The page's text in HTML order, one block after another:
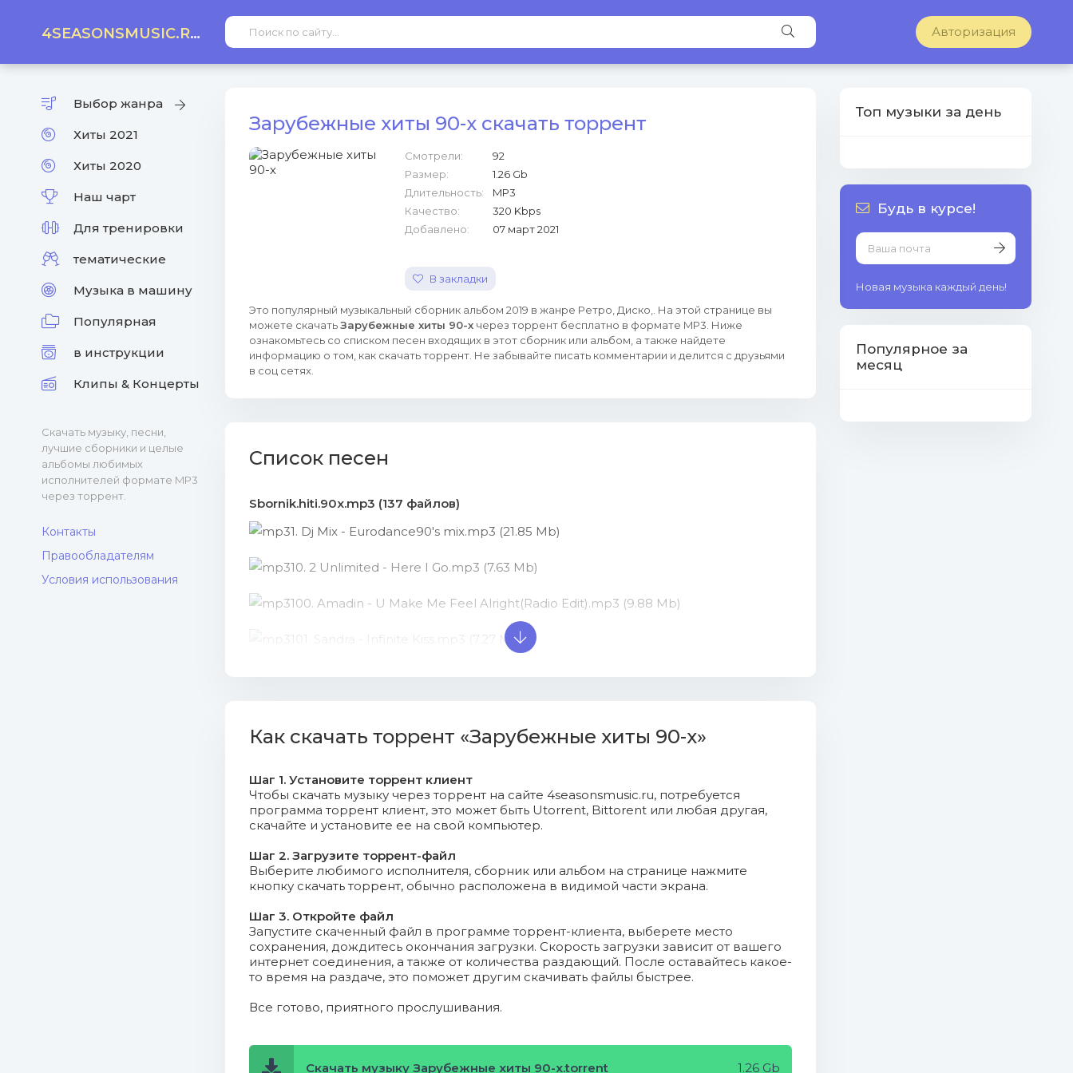
4SEASONSMUSIC.RU Авторизация
Выбор жанра
Хиты 2021
Хиты 2020
Наш чарт
Для тренировки
тематические
Музыка в машину
Популярная
в инструкции
Клипы & Концерты
Скачать музыку, песни,
лучшие сборники и целые
альбомы любимых
исполнителей формате MP3
через торрент.
Контакты
Правообладателям
Условия использования
Зарубежные хиты 90-х скачать торрент
Смотрели:
92
Размер:
1.26 Gb
Длительность:
MP3
Качество:
320 Kbps
Добавлено:
07 март 2021
В закладки
Это популярный музыкальный сборник альбом 2019 в жанре Ретро, Диско,. На этой странице вы
можете скачатьЗарубежные хиты 90-х через торрент бесплатно в формате MP3. Ниже
ознакомьтесь со списком песен входящих в этот сборник или альбом, а также найдете
информацию о том, как скачать торрент. Не забывайте писать комментарии и делится с друзьями
в соц сетях.
Список песен
Sbornik.hiti.90x.mp3 (137 файлов)
1. Dj Mix - Eurodance90's mix.mp3 (21.85 Mb)
10. 2 Unlimited - Here I Go.mp3 (7.63 Mb)
100. Amadin - U Make Me Feel Alright(Radio Edit).mp3 (9.88 Mb)
101. Sandra - Infinite Kiss.mp3 (7.27 Mb)
102. T-Spoon - Tom's Party(Radio Edit).mp3 (8.86 Mb)
104. Unit T - No Secrets.mp3 (11.02 Mb)
105. Audio Cult - Higher(Radio Mix).mp3 (7.88 Mb)
106. Eurobeat - Night & Day.mp3 (8.78 Mb)
107. H2Blond - Bodytalk(Radio Edit).mp3 (8.22 Mb)
108. Captain Hollywood - More And More(Single Version).mp3 (9.6 Mb)
109. Free 2 Night - Stays the Same(Radio Edit).mp3 (9.49 Mb)
11. Basic Element - Touch(Extended version).mp3 (15.76 Mb)
Как скачать торрент «Зарубежные хиты 90-х»
Шаг 1. Установите торрент клиент
Чтобы скачать музыку через торрент на сайте 4seasonsmusic.ru, потребуется
программа торрент клиент, это может быть Utorrent, Bittorent или любая другая,
скачайте и установите ее на свой компьютер.
Шаг 2. Загрузите торрент-файл
Выберите любимого исполнителя, сборник или альбом на странице нажмите
кнопку скачать торрент, обычно расположена в видимой части экрана.
Шаг 3. Откройте файл
Запустите скаченный файл в программе торрент-клиента, выберете место
сохранения, дождитесь окончания загрузки. Скорость загрузки зависит от вашего
интернет соединения, а также от количества раздающий. После оставайтесь какое-
то время на раздаче, это поможет другим скачивать файлы быстрее.
Все готово, приятного прослушивания.
Скачать музыку Зарубежные хиты 90-х.torrent 1.26 Gb
Топ музыки за день
Будь в курсе!
Новая музыка каждый день!
Популярное за
месяц